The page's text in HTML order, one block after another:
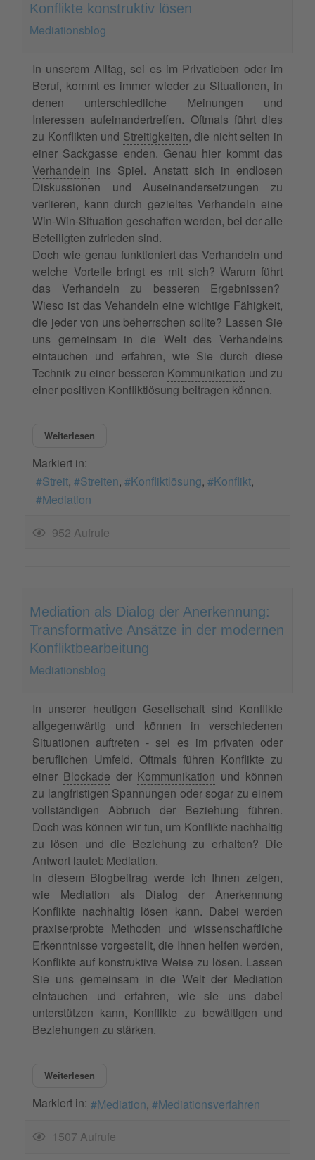
Konflikte konstruktiv lösen
Mediationsblog
In unserem Alltag, sei es im Privatleben oder im
Beruf, kommt es immer wieder zu Situationen, in
denen unterschiedliche Meinungen und
Interessen aufeinandertreffen. Oftmals führt dies
zu Konflikten und Streitigkeiten, die nicht selten in
einer Sackgasse enden. Genau hier kommt das
Verhandeln ins Spiel. Anstatt sich in endlosen
Diskussionen und Auseinandersetzungen zu
verlieren, kann durch gezieltes Verhandeln eine
Win-Win-Situation geschaffen werden, bei der alle
Beteiligten zufrieden sind.
Doch wie genau funktioniert das Verhandeln und
welche Vorteile bringt es mit sich? Warum führt
das Verhandeln zu besseren Ergebnissen?
Wieso ist das Vehandeln eine wichtige Fähigkeit,
die jeder von uns beherrschen sollte? Lassen Sie
uns gemeinsam in die Welt des Verhandelns
eintauchen und erfahren, wie Sie durch diese
Technik zu einer besseren Kommunikation und zu
einer positiven Konfliktlösung beitragen können.
Weiterlesen
Markiert in:
Streit
Streiten Konfliktlösung
Konflikt
Mediation
952 Aufrufe
Mediation als Dialog der Anerkennung:
Transformative Ansätze in der modernen
Konfliktbearbeitung
Mediationsblog
In unserer heutigen Gesellschaft sind Konflikte
allgegenwärtig und können in verschiedenen
Situationen auftreten - sei es im privaten oder
beruflichen Umfeld. Oftmals führen Konflikte zu
einer Blockade der Kommunikation und können
zu langfristigen Spannungen oder sogar zu einem
vollständigen Abbruch der Beziehung führen.
Doch was können wir tun, um Konflikte nachhaltig
zu lösen und die Beziehung zu erhalten? Die
Antwort lautet: Mediation.
In diesem Blogbeitrag werde ich Ihnen zeigen,
wie Mediation als Dialog der Anerkennung
Konflikte nachhaltig lösen kann. Dabei werden
praxiserprobte Methoden und wissenschaftliche
Erkenntnisse vorgestellt, die Ihnen helfen werden,
Konflikte auf konstruktive Weise zu lösen. Lassen
Sie uns gemeinsam in die Welt der Mediation
eintauchen und erfahren, wie sie uns dabei
unterstützen kann, Konflikte zu bewältigen und
Beziehungen zu stärken.
Weiterlesen
Markiert in: Mediation Mediationsverfahren
1507 Aufrufe